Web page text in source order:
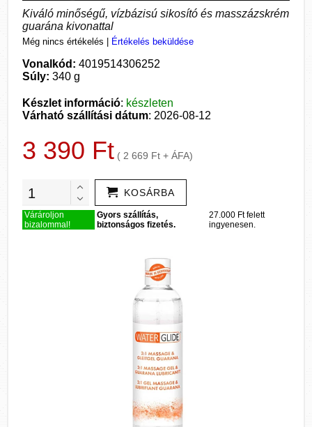
Kiváló minőségű, vízbázisú sikosító és masszázskrém
guarána kivonattal
Még nincs értékelés Értékelés beküldése
Vonalkód: 4019514306252
Súly: 340 g
Készlet információ: készleten
Várható szállítási dátum: 2026-08-12
3 390 Ft ( 2 669 Ft + ÁFA)
KOSÁRBA
Várároljon
bizalommal!
Gyors szállítás,
biztonságos fizetés.
27.000 Ft felett
ingyenesen.